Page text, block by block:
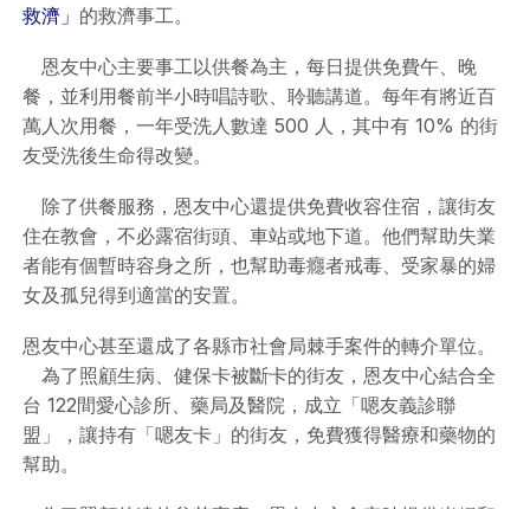
救濟」 的救濟事工。
恩友中心主要事工以供餐為主，每日提供免費午、晚
餐，並利用餐前半小時唱詩歌、聆聽講道。每年有將近百
萬人次用餐，一年受洗人數達 500 人，其中有 10% 的街
友受洗後生命得改變。
除了供餐服務，恩友中心還提供免費收容住宿，讓街友
住在教會，不必露宿街頭、車站或地下道。他們幫助失業
者能有個暫時容身之所，也幫助毒癮者戒毒、受家暴的婦
女及孤兒得到適當的安置。
恩友中心甚至還成了各縣市社會局棘手案件的轉介單位。
為了照顧生病、健保卡被斷卡的街友，恩友中心結合全
台 122間愛心診所、藥局及醫院，成立「嗯友義診聯
盟」，讓持有「嗯友卡」的街友，免費獲得醫療和藥物的
幫助。